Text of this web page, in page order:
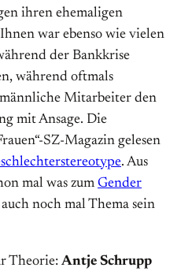
ihren ehemaligen
war ebenso wie vielen
der Bankkrise
während oftmals
Mitarbeiter den
mit Ansage. Die
SZ-Magazin gelesen
. Aus
mal was zum Gender
noch mal Thema sein
Theorie: Antje Schrupp